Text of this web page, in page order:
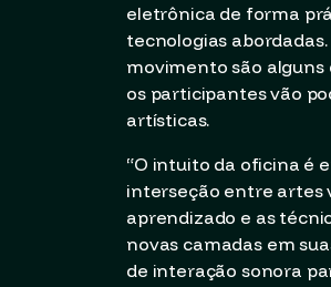
eletrônica de forma
tecnologias
movimento são alguns
os participantes vão
artísticas.
“O intuito da oficina é
interseção entre artes
aprendizado e as
novas camadas em
de interação sonora